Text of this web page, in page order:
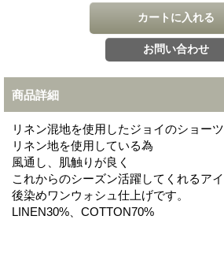
商品詳細
リネン混地を使用したジョイのショーツ
リネン地を使用している為
風通し、肌触りが良く
これからのシーズン活躍してくれるアイ
後染めワンウォシュ仕上げです。
LINEN30%、COTTON70%